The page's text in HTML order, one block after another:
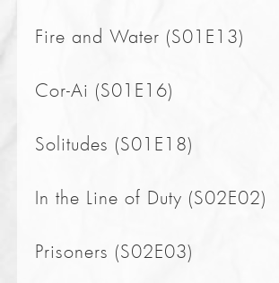
Fire and Water (S01E13)
Cor-Ai (S01E16)
Solitudes (S01E18)
In the Line of Duty (S02E02)
Prisoners (S02E03)